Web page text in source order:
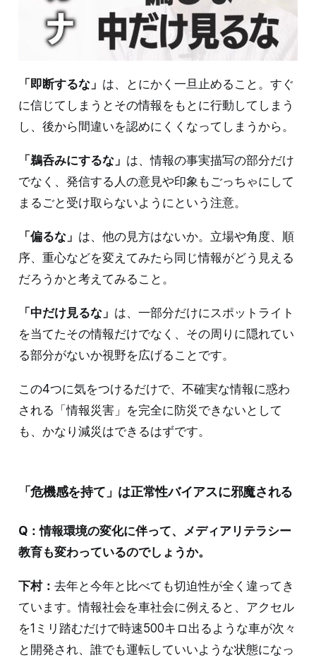
「即断するな」 は、とにかく一旦止めること。すぐ
に信じてしまうとその情報をもとに行動してしまう
し、後から間違いを認めにくくなってしまうから。
「鵜呑みにするな」 は、情報の事実描写の部分だけ
でなく、発信する人の意見や印象もごっちゃにして
まるごと受け取らないようにという注意。
「偏るな」 は、他の見方はないか。立場や角度、順
序、重心などを変えてみたら同じ情報がどう見える
だろうかと考えてみること。
「中だけ見るな」 は、一部分だけにスポットライト
を当てたその情報だけでなく、その周りに隠れてい
る部分がないか視野を広げることです。
この4つに気をつけるだけで、不確実な情報に惑わ
される「情報災害」を完全に防災できないとして
も、かなり減災はできるはずです。
「危機感を持て」は正常性バイアスに邪魔される
Q：情報環境の変化に伴って、メディアリテラシー
教育も変わっているのでしょうか。
下村： 去年と今年と比べても切迫性が全く違ってき
ています。情報社会を車社会に例えると、アクセル
を1ミリ踏むだけで時速500キロ出るような車が次々
と開発され、誰でも運転していいような状態になっ